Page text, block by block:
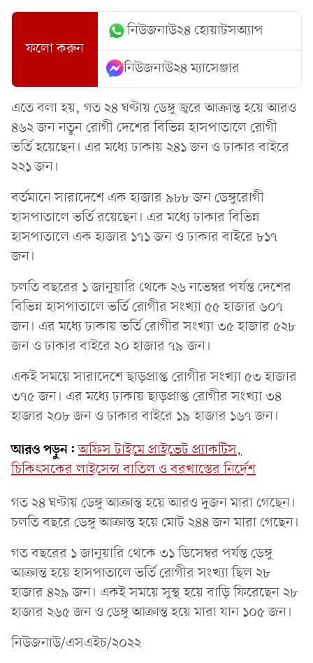
ফলো করুন
নিউজনাউ২৪ হোয়াটসঅ্যাপ
নিউজনাউ২৪ ম্যাসেঞ্জার
এতে বলা হয়, গত ২৪ ঘণ্টায় ডেঙ্গু জ্বরে আক্রান্ত হয়ে আরও
৪৬২ জন নতুন রোগী দেশের বিভিন্ন হাসপাতালে রোগী
ভর্তি হয়েছেন। এর মধ্যে ঢাকায় ২৪১ জন ও ঢাকার বাইরে
২২১ জন।
বর্তমানে সারাদেশে এক হাজার ৯৮৮ জন ডেঙ্গুরোগী
হাসপাতালে ভর্তি রয়েছেন। এর মধ্যে ঢাকার বিভিন্ন
হাসপাতালে এক হাজার ১৭১ জন ও ঢাকার বাইরে ৮১৭
জন।
চলতি বছরের ১ জানুয়ারি থেকে ২৬ নভেম্বর পর্যন্ত দেশের
বিভিন্ন হাসপাতালে ভর্তি রোগীর সংখ্যা ৫৫ হাজার ৬০৭
জন। এর মধ্যে ঢাকায় ভর্তি রোগীর সংখ্যা ৩৫ হাজার ৫২৮
জন ও ঢাকার বাইরে ২০ হাজার ৭৯ জন।
একই সময়ে সারাদেশে ছাড়প্রাপ্ত রোগীর সংখ্যা ৫৩ হাজার
৩৭৫ জন। এর মধ্যে ঢাকায় ছাড়প্রাপ্ত রোগীর সংখ্যা ৩৪
হাজার ২০৮ জন ও ঢাকার বাইরে ১৯ হাজার ১৬৭ জন।
আরও পড়ুন: অফিস টাইমে প্রাইভেট প্র্যাকটিস,
চিকিৎসকের লাইসেন্স বাতিল ও বরখাস্তের নির্দেশ
গত ২৪ ঘণ্টায় ডেঙ্গু আক্রান্ত হয়ে আরও দুজন মারা গেছেন।
চলতি বছরে ডেঙ্গু আক্রান্ত হয়ে মোট ২৪৪ জন মারা গেছেন।
গত বছরের ১ জানুয়ারি থেকে ৩১ ডিসেম্বর পর্যন্ত ডেঙ্গু
আক্রান্ত হয়ে হাসপাতালে ভর্তি রোগীর সংখ্যা ছিল ২৮
হাজার ৪২৯ জন। একই সময়ে সুস্থ হয়ে বাড়ি ফিরেছেন ২৮
হাজার ২৬৫ জন ও ডেঙ্গু আক্রান্ত হয়ে মারা যান ১০৫ জন।
নিউজনাউ/এসএইচ/২০২২